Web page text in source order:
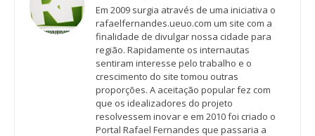
Em 2009 surgia através de uma iniciativa o
rafaelfernandes.ueuo.com um site com a
finalidade de divulgar nossa cidade para
região. Rapidamente os internautas
sentiram interesse pelo trabalho e o
crescimento do site tomou outras
proporções. A aceitação popular fez com
que os idealizadores do projeto
resolvessem inovar e em 2010 foi criado o
Portal Rafael Fernandes que passaria a